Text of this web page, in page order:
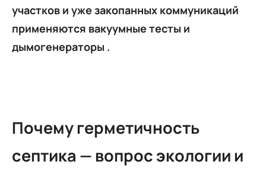
участков и уже закопанных коммуникаций
применяются вакуумные тесты и
дымогенераторы .
Почему герметичность
септика — вопрос экологии и